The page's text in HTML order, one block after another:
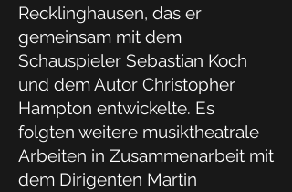
Recklinghausen, das er
gemeinsam mit dem
Schauspieler Sebastian Koch
und dem Autor Christopher
Hampton entwickelte. Es
folgten weitere musiktheatrale
Arbeiten in Zusammenarbeit mit
dem Dirigenten Martin